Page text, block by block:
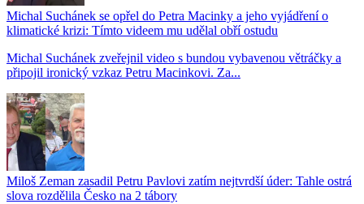
Michal Suchánek se opřel do Petra Macinky a jeho vyjádření o
klimatické krizi: Tímto videem mu udělal obří ostudu
Michal Suchánek zveřejnil video s bundou vybavenou větráčky a
připojil ironický vzkaz Petru Macinkovi. Za...
Miloš Zeman zasadil Petru Pavlovi zatím nejtvrdší úder: Tahle ostrá
slova rozdělila Česko na 2 tábory